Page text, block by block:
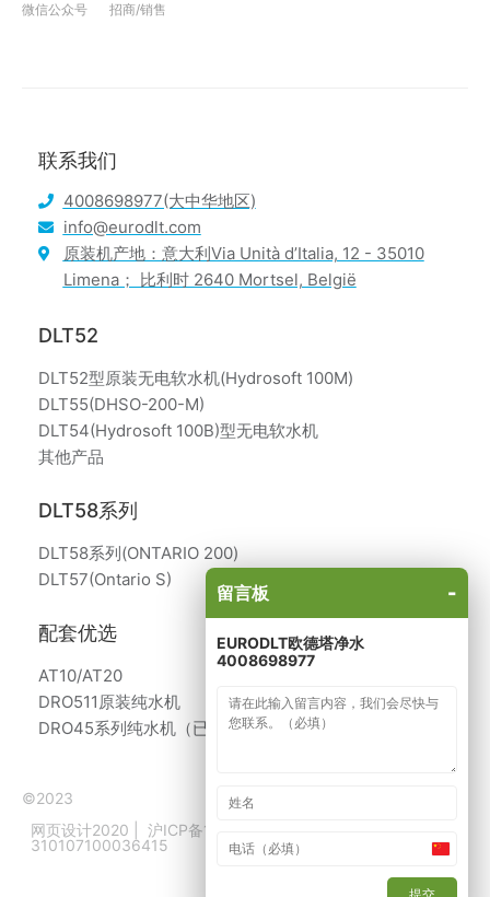
微信公众号 招商/销售
联系我们
4008698977(大中华地区)
info@eurodlt.com
原装机产地：意大利Via Unità d’Italia, 12 - 35010
Limena； 比利时 2640 Mortsel, België
DLT52
DLT52型原装无电软水机(Hydrosoft 100M)
DLT55(DHSO-200-M)
DLT54(Hydrosoft 100B)型无电软水机
其他产品
DLT58系列
DLT58系列(ONTARIO 200)
DLT57(Ontario S)
配套优选
AT10/AT20
DRO511原装纯水机
DRO45系列纯水机（已停产）
©2023
网页设计2020
沪ICP备14026972号
310107100036415
原装产品生产商：意大利、比利时
留言板 -
EURODLT欧德塔净水
4008698977
China
+86